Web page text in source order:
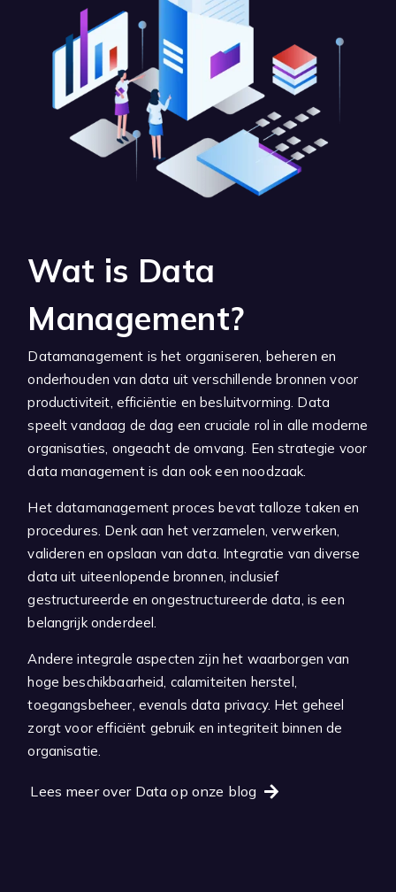
Wat is Data
Management?
Datamanagement is het organiseren, beheren en
onderhouden van data uit verschillende bronnen voor
productiviteit, efficiëntie en besluitvorming. Data
speelt vandaag de dag een cruciale rol in alle moderne
organisaties, ongeacht de omvang. Een strategie voor
data management is dan ook een noodzaak.
Het datamanagement proces bevat talloze taken en
procedures. Denk aan het verzamelen, verwerken,
valideren en opslaan van data. Integratie van diverse
data uit uiteenlopende bronnen, inclusief
gestructureerde en ongestructureerde data, is een
belangrijk onderdeel.
Andere integrale aspecten zijn het waarborgen van
hoge beschikbaarheid, calamiteiten herstel,
toegangsbeheer, evenals data privacy. Het geheel
zorgt voor efficiënt gebruik en integriteit binnen de
organisatie.
Lees meer over Data op onze blog